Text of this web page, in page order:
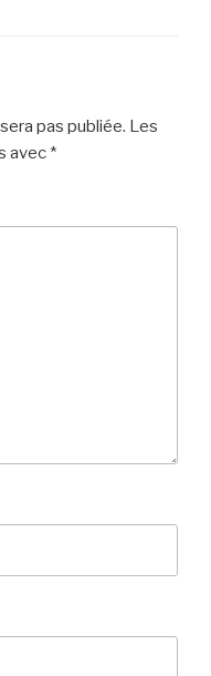
pas publiée. Les
avec *